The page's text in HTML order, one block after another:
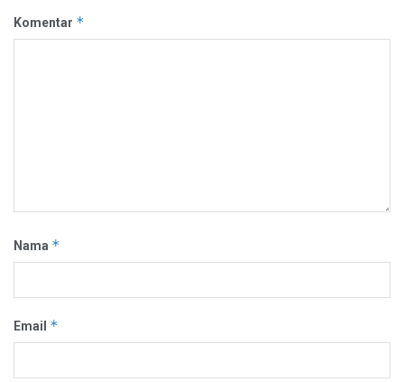
Komentar *
Nama *
Email *